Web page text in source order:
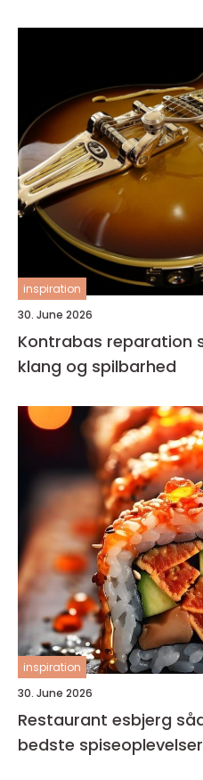
inspiration
30. June 2026
Kontrabas reparation sådan bevarer du
klang og spilbarhed
inspiration
30. June 2026
Restaurant esbjerg sådan finder du de
bedste spiseoplevelser